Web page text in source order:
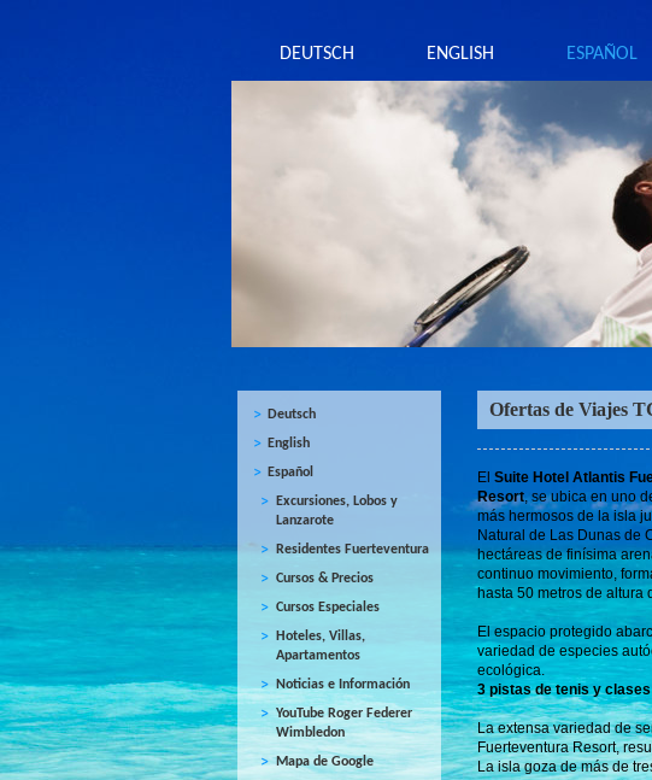
DEUTSCH ENGLISH ESPAÑOL
Deutsch
English
Español
Excursiones, Lobos y
Lanzarote
Residentes Fuerteventura
Cursos & Precios
Cursos Especiales
Hoteles, Villas,
Apartamentos
Noticias e Información
YouTube Roger Federer
Wimbledon
Mapa de Google
Ofertas de Viajes
El Suite Hotel Atlantis
Resort, se ubica en uno
más hermosos de la isla
Natural de Las Dunas de
hectáreas de finísima
continuo movimiento,
hasta 50 metros de altura
El espacio protegido
variedad de especies
ecológica.
3 pistas de tenis y
La extensa variedad de
Fuerteventura Resort,
La isla goza de más de